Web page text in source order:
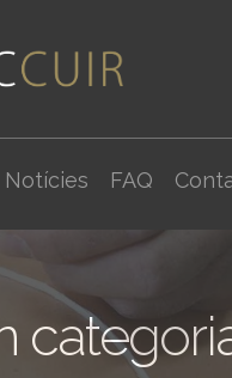
Notícies FAQ